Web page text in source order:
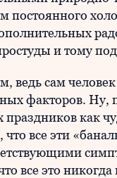
и тому
сам
факторов. Ну,
как
все эти
все это никогда